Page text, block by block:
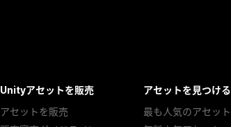
Unityアセットを販売
アセットを販売
アセットを見つける
最も人気のアセット